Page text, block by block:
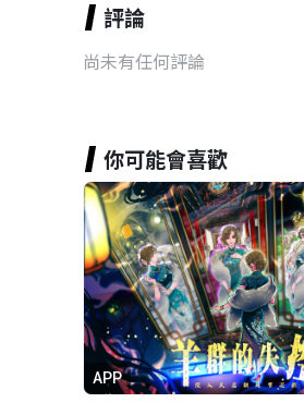
評論
尚未有任何評論
你可能會喜歡
APP